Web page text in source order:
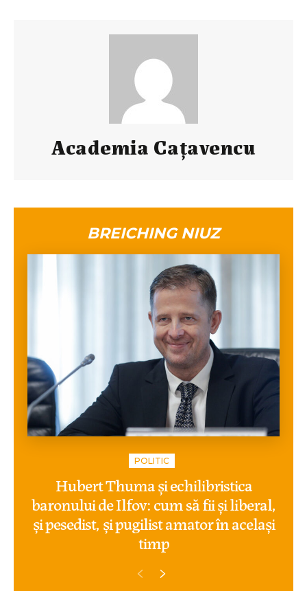
Academia Caţavencu
BREICHING NIUZ
POLITIC
Hubert Thuma și echilibristica
baronului de Ilfov: cum să fii și liberal,
și pesedist, și pugilist amator în același
timp